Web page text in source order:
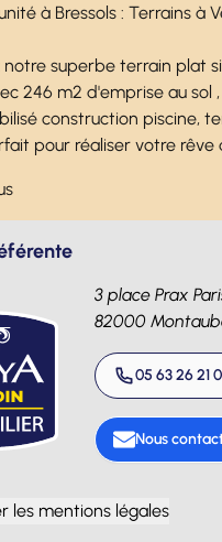
à Bressols : Terrains à
notre superbe terrain plat
246 m2 d'emprise au sol
construction piscine,
pour réaliser votre rêve
3 place Prax
82000
05 63 26 21
Nous
les mentions légales